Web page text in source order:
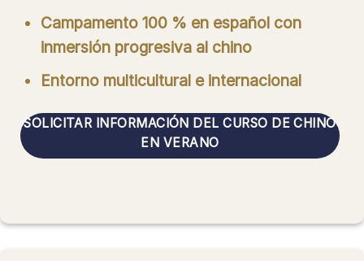
Campamento 100 % en español con
inmersión progresiva al chino
Entorno multicultural e internacional
SOLICITAR INFORMACIÓN DEL CURSO DE CHINO
EN VERANO